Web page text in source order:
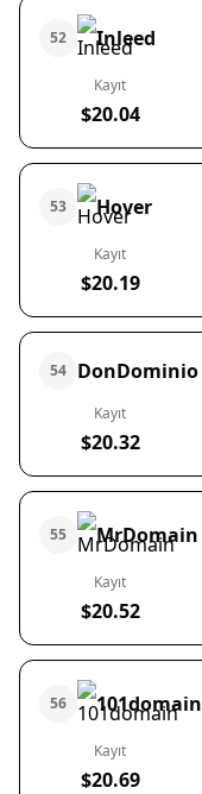
52 Inleed
Kayıt
$20.04
53 Hover
Kayıt
$20.19
54 DonDominio
Kayıt
$20.32
55 MrDomain
Kayıt
$20.52
56 101domain
Kayıt
$20.69